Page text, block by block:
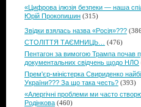
«Цифрова ілюзія безпеки — наша
Юрій Прокопишин (315)
Звідки взялась назва «Росія»???
СТОЛІТТЯ ТАЄМНИЦЬ…
(476)
Пентагон за вимогою Трампа почав
документальних свідчень щодо НЛО
Прем'єр-міністерка Свириденко
України??? За що така честь? (393)
«Алергічні проблеми ми часто
Родінкова (460)